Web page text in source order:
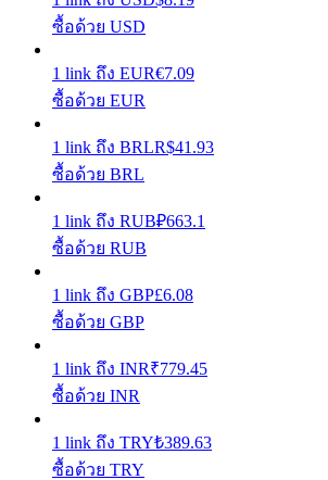
ผลตอบแทนสูงและเข้าถึงได้ทันที
ซื้อด้วย USD
1 link ถึง EUR€7.09
ซื้อด้วย EUR
1 link ถึง BRLR$41.93
ซื้อด้วย BRL
1 link ถึง RUB₽663.1
ซื้อด้วย RUB
1 link ถึง GBP£6.08
ซื้อด้วย GBP
1 link ถึง INR₹779.45
ซื้อด้วย INR
1 link ถึง TRY₺389.63
ซื้อด้วย TRY